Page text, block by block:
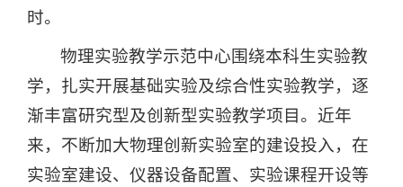
时。
物理实验教学示范中心围绕本科生实验教
学，扎实开展基础实验及综合性实验教学，逐
渐丰富研究型及创新型实验教学项目。近年
来，不断加大物理创新实验室的建设投入，在
实验室建设、仪器设备配置、实验课程开设等